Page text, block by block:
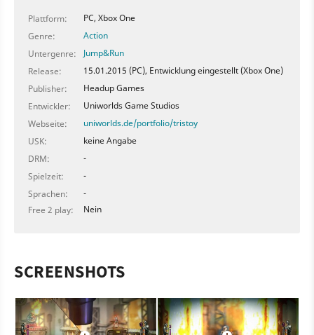
Plattform:
PC, Xbox One
Genre:
Action
Untergenre:
Jump&Run
Release:
15.01.2015 (PC), Entwicklung eingestellt (Xbox One)
Publisher:
Headup Games
Entwickler:
Uniworlds Game Studios
Webseite:
uniworlds.de/portfolio/tristoy
USK:
keine Angabe
DRM:
-
Spielzeit:
-
Sprachen:
-
Free 2 play:
Nein
SCREENSHOTS